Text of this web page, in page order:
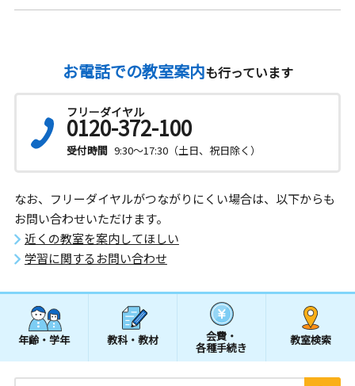
お電話での教室案内も行っています
フリーダイヤル
0120-372-100
受付時間 9:30～17:30（土日、祝日除く）
なお、フリーダイヤルがつながりにくい場合は、以下からも
お問い合わせいただけます。
近くの教室を案内してほしい
学習に関するお問い合わせ
年齢・学年 教科・教材 会費・
各種手続き
教室検索